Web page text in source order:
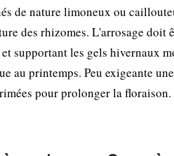
de nature limoneux ou
des rhizomes. L'arrosage doit
supportant les gels hivernaux
au printemps. Peu exigeante
pour prolonger la